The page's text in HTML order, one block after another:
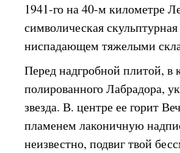
1941-го на 40-м километре
символическая
ниспадающем тяжелыми
Перед надгробной плитой,
полированного Лабрадора,
звезда. В. центре ее горит
пламенем лаконичную
неизвестно, подвиг твой